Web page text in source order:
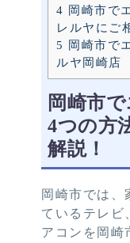
4 岡崎市で
レルヤにご
5 岡崎市で
ルヤ岡崎店
岡崎市
4つの方
解説！
岡崎市では、
ているテレビ
アコンを岡崎